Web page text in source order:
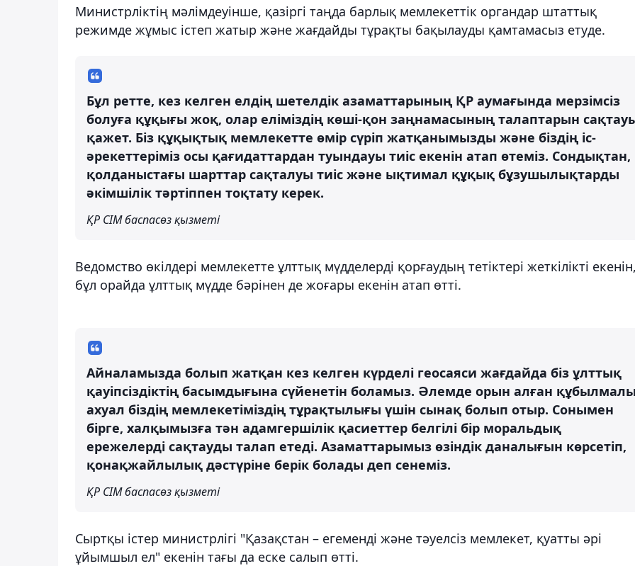
Министрліктің мәлімдеуінше, қазіргі таңда барлық мемлекеттік органдар штаттық
режимде жұмыс істеп жатыр және жағдайды тұрақты бақылауды қамтамасыз етуде.
Бұл ретте, кез келген елдің шетелдік азаматтарының ҚР аумағында мерзімсіз
болуға құқығы жоқ, олар еліміздің көші-қон заңнамасының талаптарын
қажет. Біз құқықтық мемлекетте өмір сүріп жатқанымызды және біздің іс-
әрекеттеріміз осы қағидаттардан туындауы тиіс екенін атап өтеміз. Сондықтан,
қолданыстағы шарттар сақталуы тиіс және ықтимал құқық бұзушылықтарды
әкімшілік тәртіппен тоқтату керек.
ҚР СІМ баспасөз қызметі
Ведомство өкілдері мемлекетте ұлттық мүдделерді қорғаудың тетіктері жеткілікті
бұл орайда ұлттық мүдде бәрінен де жоғары екенін атап өтті.
Айналамызда болып жатқан кез келген күрделі геосаяси жағдайда біз ұлттық
қауіпсіздіктің басымдығына сүйенетін боламыз. Әлемде орын алған
ахуал біздің мемлекетіміздің тұрақтылығы үшін сынақ болып отыр. Сонымен
бірге, халқымызға тән адамгершілік қасиеттер белгілі бір моральдық
ережелерді сақтауды талап етеді. Азаматтарымыз өзіндік даналығын көрсетіп,
қонақжайлылық дәстүріне берік болады деп сенеміз.
ҚР СІМ баспасөз қызметі
Сыртқы істер министрлігі "Қазақстан – егеменді және тәуелсіз мемлекет, қуатты әрі
ұйымшыл ел" екенін тағы да еске салып өтті.